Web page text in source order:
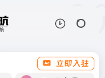
立即入驻